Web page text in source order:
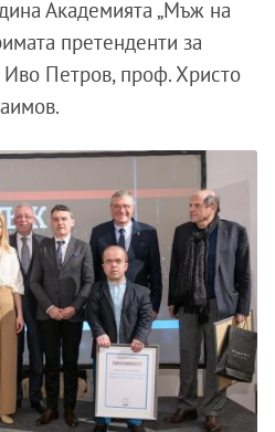
Академията „Мъж на
претенденти за
Петров, проф. Христо